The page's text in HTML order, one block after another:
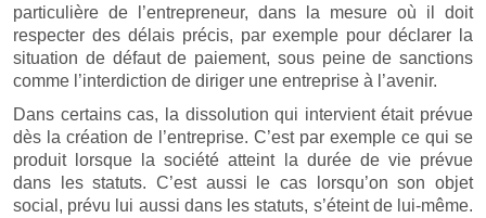
particulière de l’entrepreneur, dans la mesure où il doit
respecter des délais précis, par exemple pour déclarer la
situation de défaut de paiement, sous peine de sanctions
comme l’interdiction de diriger une entreprise à l’avenir.
Dans certains cas, la dissolution qui intervient était prévue
dès la création de l’entreprise. C’est par exemple ce qui se
produit lorsque la société atteint la durée de vie prévue
dans les statuts. C’est aussi le cas lorsqu’on son objet
social, prévu lui aussi dans les statuts, s’éteint de lui-même.